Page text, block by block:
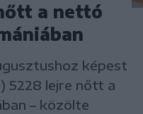
a nettó
képest
5228 lejre nőtt a
– közölte